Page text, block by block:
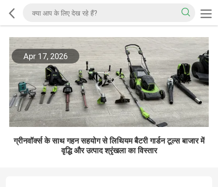
Apr 17, 2026
ग्रीनवॉर्क्स के साथ गहन सहयोग से लिथियम बैटरी गार्डन टूल्स बाजार में
वृद्धि और उत्पाद श्रृंखला का विस्तार